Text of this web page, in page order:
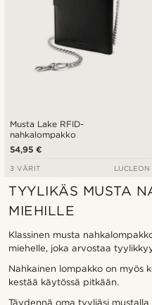
Musta Lake RFID-
nahkalompakko
54,95 €
3 VÄRIT LUCLEON
TYYLIKÄS MUSTA
MIEHILLE
Klassinen musta
miehelle, joka arvostaa
Nahkainen lompakko on myös
kestää käytössä pitkään.
Täydennä oma tyyliäsi